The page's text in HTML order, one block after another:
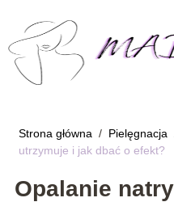
Strona główna / Pielęgnacja
utrzymuje i jak dbać o efekt?
Opalanie